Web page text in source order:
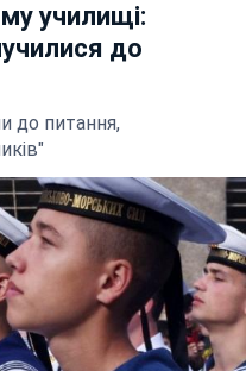
училищі:
до
до питання,